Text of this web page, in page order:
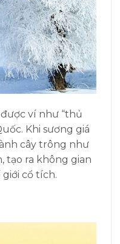
ví như “thủ
Khi sương giá
cây trông như
tạo ra không gian
cổ tích.